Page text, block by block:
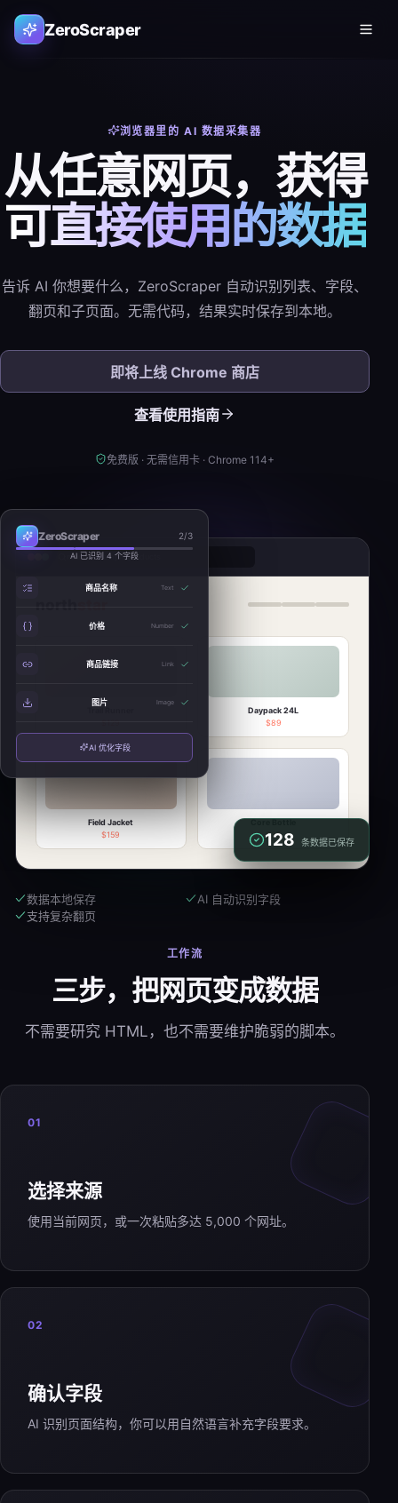
ZeroScraper
浏览器里的 AI 数据采集器
从任意网页，获得
可直接使用的数据
告诉 AI 你想要什么，ZeroScraper 自动识别列表、字段、
翻页和子页面。无需代码，结果实时保存到本地。
即将上线 Chrome 商店
查看使用指南
免费版 · 无需信用卡 · Chrome 114+
market.example/products
north
Trail Runner
Daypack 24L
$89
Field Jacket
$159
Core Bottle
$32
ZeroScraper 2/3
AI 已识别 4 个字段
商品名称 Text
价格 Number
商品链接 Link
图片 Image
AI 优化字段
128 条数据已保存
数据本地保存
AI 自动识别字段
支持复杂翻页
工作流
三步，把网页变成数据
不需要研究 HTML，也不需要维护脆弱的脚本。
01
选择来源
使用当前网页，或一次粘贴多达 5,000 个网址。
02
确认字段
AI 识别页面结构，你可以用自然语言补充字段要求。